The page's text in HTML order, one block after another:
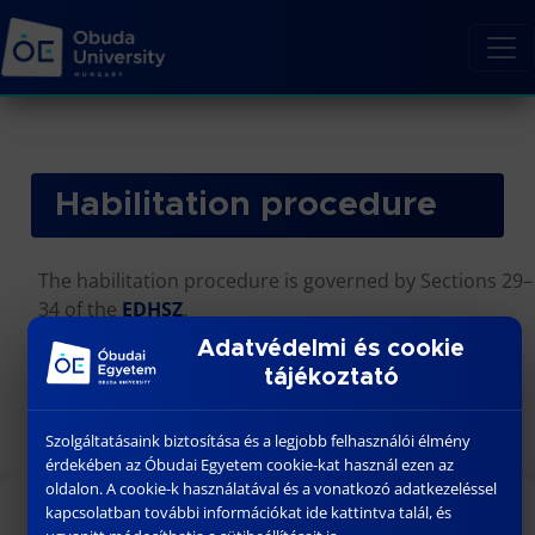
Habilitation procedure
The habilitation procedure is governed by Sections 29–
34 of the EDHSZ.
The
minimum requirements are set forth in Annex H2)
of the EDHSZ.
Adatvédelmi és cookie
tájékoztató
Szolgáltatásaink biztosítása és a legjobb felhasználói élmény
érdekében az Óbudai Egyetem cookie-kat használ ezen az
oldalon. A cookie-k használatával és a vonatkozó adatkezeléssel
kapcsolatban további információkat ide kattintva talál, és